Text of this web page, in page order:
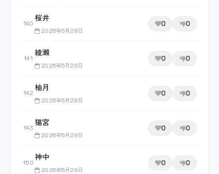
140
桜井
2026年5月29日
0 0
141
綾瀬
2026年5月29日
0 0
142
柚月
2026年5月29日
0 0
143
猫宮
2026年5月29日
0 0
150
神中
2026年5月29日
0 0